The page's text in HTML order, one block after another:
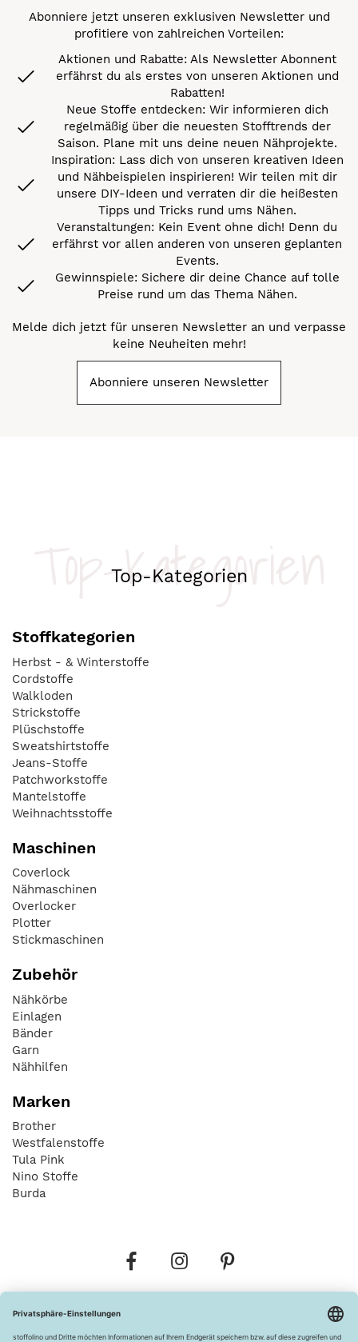
Abonniere jetzt unseren exklusiven Newsletter und
profitiere von zahlreichen Vorteilen:
Aktionen und Rabatte: Als Newsletter Abonnent
erfährst du als erstes von unseren Aktionen und
Rabatten!
Neue Stoffe entdecken: Wir informieren dich
regelmäßig über die neuesten Stofftrends der
Saison. Plane mit uns deine neuen Nähprojekte.
Inspiration: Lass dich von unseren kreativen Ideen
und Nähbeispielen inspirieren! Wir teilen mit dir
unsere DIY-Ideen und verraten dir die heißesten
Tipps und Tricks rund ums Nähen.
Veranstaltungen: Kein Event ohne dich! Denn du
erfährst vor allen anderen von unseren geplanten
Events.
Gewinnspiele: Sichere dir deine Chance auf tolle
Preise rund um das Thema Nähen.
Melde dich jetzt für unseren Newsletter an und verpasse
keine Neuheiten mehr!
Abonniere unseren Newsletter
Top-Kategorien
Top-Kategorien
Stoffkategorien
Herbst - & Winterstoffe
Cordstoffe
Walkloden
Strickstoffe
Plüschstoffe
Sweatshirtstoffe
Jeans-Stoffe
Patchworkstoffe
Mantelstoffe
Weihnachtsstoffe
Maschinen
Coverlock
Nähmaschinen
Overlocker
Plotter
Stickmaschinen
Zubehör
Nähkörbe
Einlagen
Bänder
Garn
Nähhilfen
Marken
Brother
Westfalenstoffe
Tula Pink
Nino Stoffe
Burda